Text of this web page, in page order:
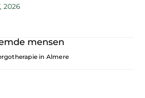
2026
mensen
in Almere